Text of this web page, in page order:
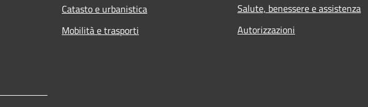
Catasto e urbanistica
Mobilità e trasporti
Salute, benessere e assistenza
Autorizzazioni